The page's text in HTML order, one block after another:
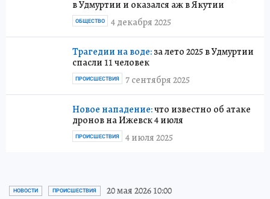
в Удмуртии и оказался аж в Якутии
4 декабря 2025
ОБЩЕСТВО
Трагедии на воде:за лето 2025 в Удмуртии
спасли 11 человек
7 сентября 2025
ПРОИСШЕСТВИЯ
Новое нападение:что известно об атаке
дронов на Ижевск 4 июля
4 июля 2025
ПРОИСШЕСТВИЯ
НОВОСТИ ПРОИСШЕСТВИЯ 20 мая 2026 10:00